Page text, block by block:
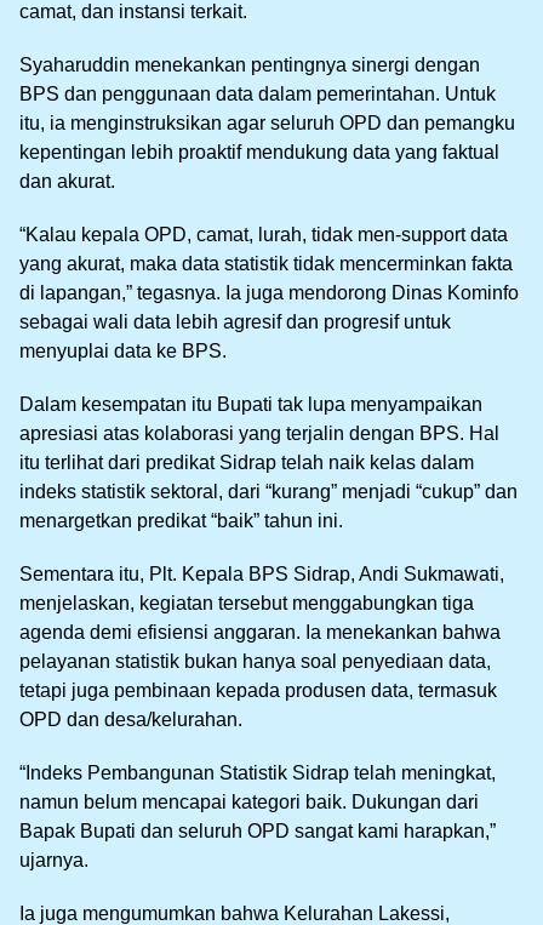
camat, dan instansi terkait.
Syaharuddin menekankan pentingnya sinergi dengan
BPS dan penggunaan data dalam pemerintahan. Untuk
itu, ia menginstruksikan agar seluruh OPD dan pemangku
kepentingan lebih proaktif mendukung data yang faktual
dan akurat.
“Kalau kepala OPD, camat, lurah, tidak men-support data
yang akurat, maka data statistik tidak mencerminkan fakta
di lapangan,” tegasnya. Ia juga mendorong Dinas Kominfo
sebagai wali data lebih agresif dan progresif untuk
menyuplai data ke BPS.
Dalam kesempatan itu Bupati tak lupa menyampaikan
apresiasi atas kolaborasi yang terjalin dengan BPS. Hal
itu terlihat dari predikat Sidrap telah naik kelas dalam
indeks statistik sektoral, dari “kurang” menjadi “cukup” dan
menargetkan predikat “baik” tahun ini.
Sementara itu, Plt. Kepala BPS Sidrap, Andi Sukmawati,
menjelaskan, kegiatan tersebut menggabungkan tiga
agenda demi efisiensi anggaran. Ia menekankan bahwa
pelayanan statistik bukan hanya soal penyediaan data,
tetapi juga pembinaan kepada produsen data, termasuk
OPD dan desa/kelurahan.
“Indeks Pembangunan Statistik Sidrap telah meningkat,
namun belum mencapai kategori baik. Dukungan dari
Bapak Bupati dan seluruh OPD sangat kami harapkan,”
ujarnya.
Ia juga mengumumkan bahwa Kelurahan Lakessi,